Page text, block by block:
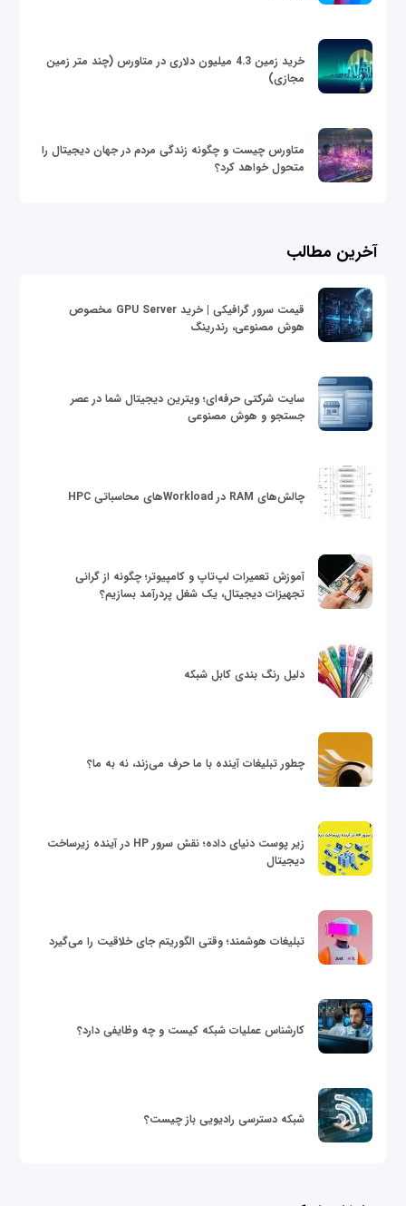
خرید زمین 4.3 میلیون دلاری در متاورس (چند متر زمین
مجازی)
متاورس چیست و چگونه زندگی مردم در جهان دیجیتال را
متحول خواهد کرد؟
آخرین مطالب
قیمت سرور گرافیکی | خرید GPU Server مخصوص
هوش مصنوعی، رندرینگ
سایت شرکتی حرفه‌ای؛ ویترین دیجیتال شما در عصر
جستجو و هوش مصنوعی
چالش‌های RAM در Workloadهای محاسباتی HPC
آموزش تعمیرات لپ‌تاپ و کامپیوتر؛ چگونه از گرانی
تجهیزات دیجیتال، یک شغل پردرآمد بسازیم؟
دلیل رنگ بندی کابل شبکه
چطور تبلیغات آینده با ما حرف می‌زند، نه به ما؟
زیر پوست دنیای داده؛ نقش سرور HP در آینده زیرساخت
دیجیتال
تبلیغات هوشمند؛ وقتی الگوریتم جای خلاقیت را می‌گیرد
کارشناس عملیات شبکه کیست و چه وظایفی دارد؟
شبکه دسترسی رادیویی باز چیست؟